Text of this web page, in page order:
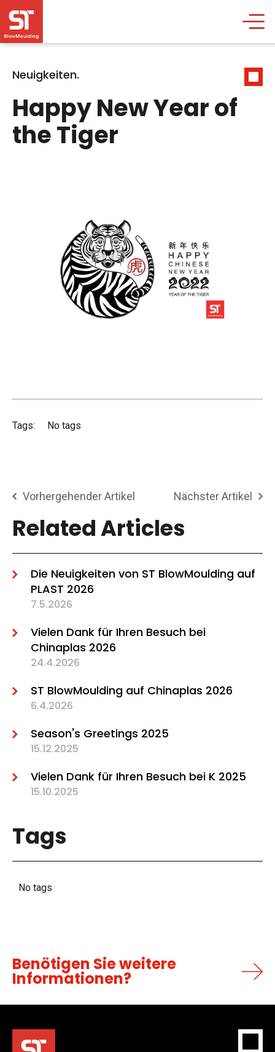
Neuigkeiten.
Happy New Year of
the Tiger
Tags: No tags
Vorhergehender Artikel Nächster Artikel
Related Articles
Die Neuigkeiten von ST BlowMoulding auf
PLAST 2026
7.5.2026
Vielen Dank für Ihren Besuch bei
Chinaplas 2026
24.4.2026
ST BlowMoulding auf Chinaplas 2026
6.4.2026
Season's Greetings 2025
15.12.2025
Vielen Dank für Ihren Besuch bei K 2025
15.10.2025
Tags
No tags
Benötigen Sie weitere
Informationen?